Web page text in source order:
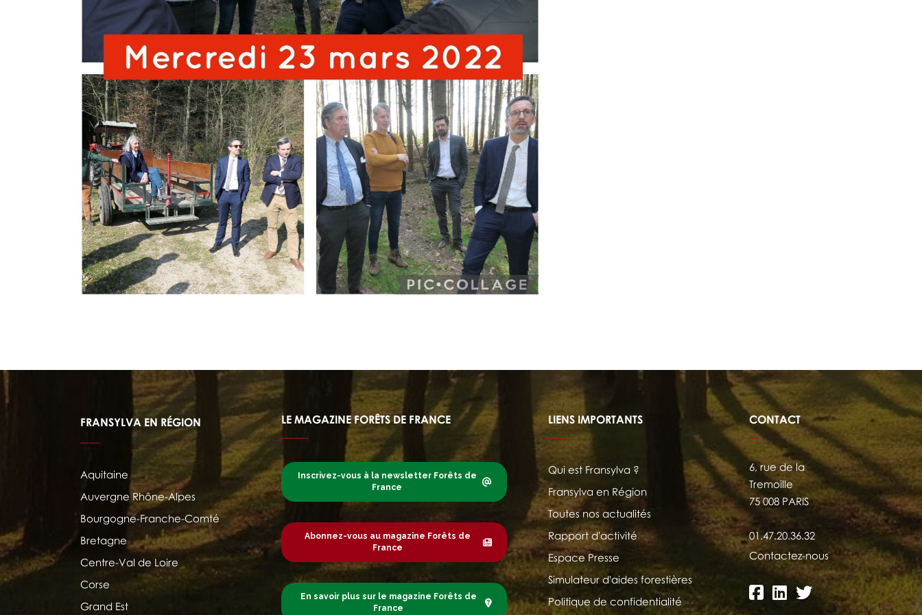
FRANSYLVA EN RÉGION
Aquitaine
Auvergne Rhône-Alpes
Bourgogne-Franche-Comté
Bretagne
Centre-Val de Loire
Corse
Grand Est
LE MAGAZINE FORÊTS DE FRANCE
Inscrivez-vous à la newsletter Forêts de
France
Abonnez-vous au magazine Forêts de
France
En savoir plus sur le magazine Forêts de
France
LIENS IMPORTANTS
Qui est Fransylva ?
Fransylva en Région
Toutes nos actualités
Rapport d'activité
Espace Presse
Simulateur d'aides forestières
Politique de confidentialité
CONTACT
6, rue de la
Tremoille
75 008 PARIS
01.47.20.36.32
Contactez-nous